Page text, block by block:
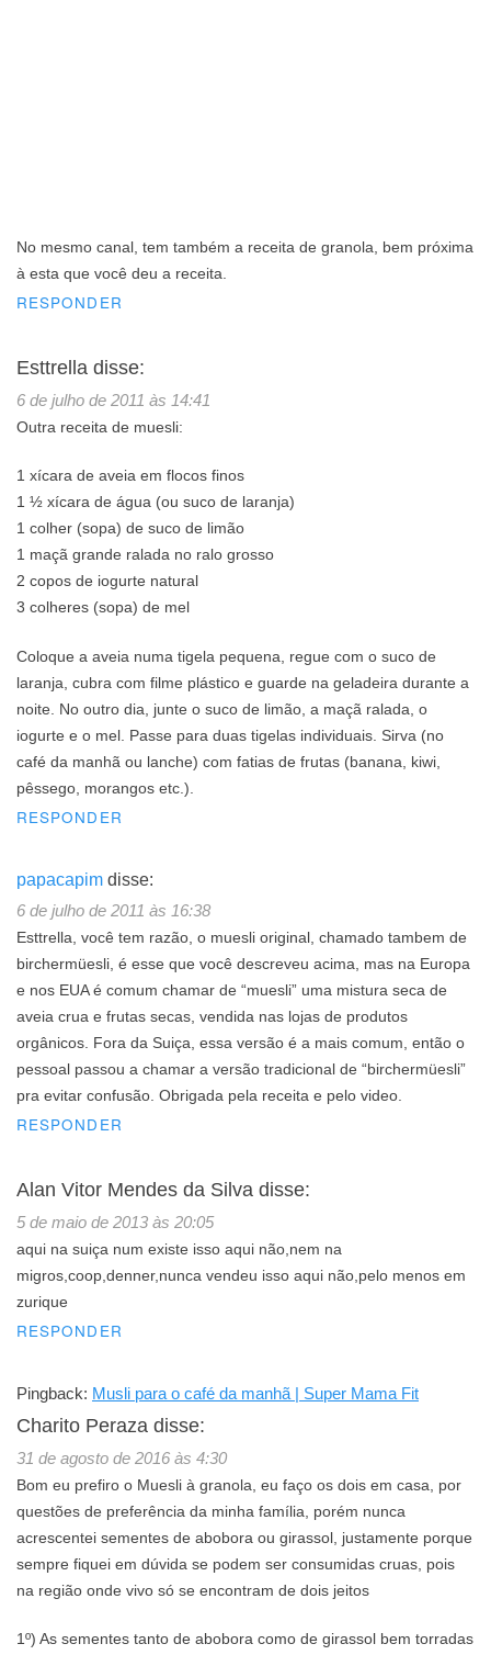
No mesmo canal, tem também a receita de granola, bem próxima
à esta que você deu a receita.
RESPONDER
Esttrella disse:
6 de julho de 2011 às 14:41
Outra receita de muesli:
1 xícara de aveia em flocos finos
1 ½ xícara de água (ou suco de laranja)
1 colher (sopa) de suco de limão
1 maçã grande ralada no ralo grosso
2 copos de iogurte natural
3 colheres (sopa) de mel
Coloque a aveia numa tigela pequena, regue com o suco de
laranja, cubra com filme plástico e guarde na geladeira durante a
noite. No outro dia, junte o suco de limão, a maçã ralada, o
iogurte e o mel. Passe para duas tigelas individuais. Sirva (no
café da manhã ou lanche) com fatias de frutas (banana, kiwi,
pêssego, morangos etc.).
RESPONDER
papacapim disse:
6 de julho de 2011 às 16:38
Esttrella, você tem razão, o muesli original, chamado tambem de
birchermüesli, é esse que você descreveu acima, mas na Europa
e nos EUA é comum chamar de “muesli” uma mistura seca de
aveia crua e frutas secas, vendida nas lojas de produtos
orgânicos. Fora da Suiça, essa versão é a mais comum, então o
pessoal passou a chamar a versão tradicional de “birchermüesli”
pra evitar confusão. Obrigada pela receita e pelo video.
RESPONDER
Alan Vitor Mendes da Silva disse:
5 de maio de 2013 às 20:05
aqui na suiça num existe isso aqui não,nem na
migros,coop,denner,nunca vendeu isso aqui não,pelo menos em
zurique
RESPONDER
Pingback: Musli para o café da manhã | Super Mama Fit
Charito Peraza disse:
31 de agosto de 2016 às 4:30
Bom eu prefiro o Muesli à granola, eu faço os dois em casa, por
questões de preferência da minha família, porém nunca
acrescentei sementes de abobora ou girassol, justamente porque
sempre fiquei em dúvida se podem ser consumidas cruas, pois
na região onde vivo só se encontram de dois jeitos
1º) As sementes tanto de abobora como de girassol bem torradas